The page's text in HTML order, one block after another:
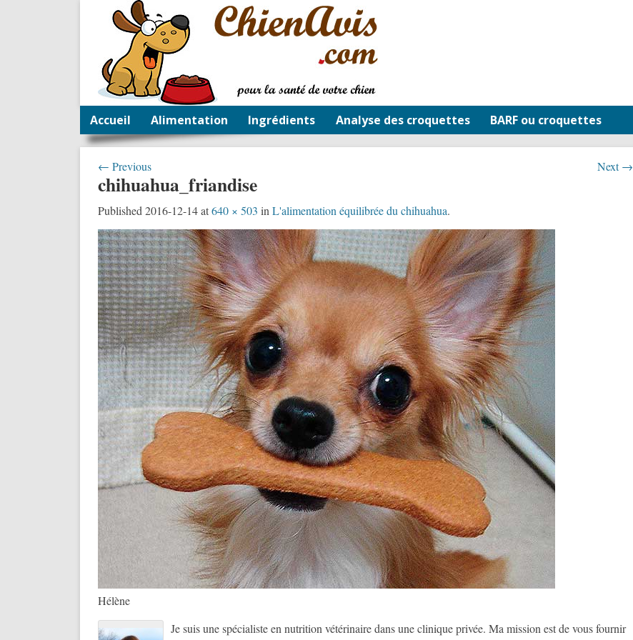
Accueil Alimentation Ingrédients Analyse des croquettes BARF ou croquettes
← Previous Next →
chihuahua_friandise
Published 2016-12-14at640 × 503 in L'alimentation équilibrée du chihuahua.
Hélène
Je suis une spécialiste en nutrition vétérinaire dans une clinique privée. Ma mission est de vous fournir